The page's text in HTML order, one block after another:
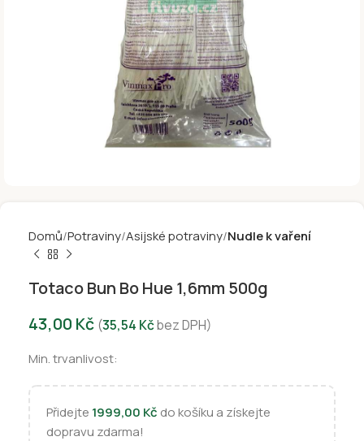
Domů Potraviny Asijské potraviny Nudle k vaření
Totaco Bun Bo Hue 1,6mm 500g
43,00 Kč (35,54 Kčbez DPH)
Min. trvanlivost:
Přidejte 1999,00 Kč do košíku a získejte
dopravu zdarma!